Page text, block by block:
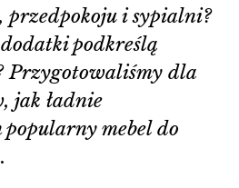
przedpokoju i sypialni?
podkreślą
Przygotowaliśmy dla
jak ładnie
mebel do